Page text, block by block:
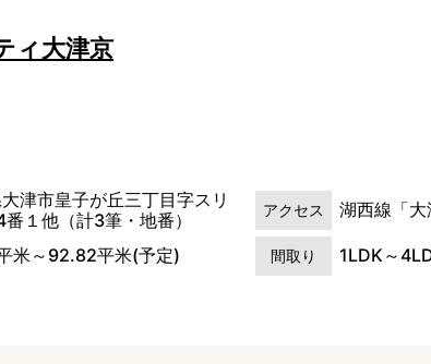
ィ大津京
津市皇子が丘三丁目字スリ
１他（計3筆・地番）
アクセス 湖西線「
米～92.82平米(予定) 間取り 1LDK～